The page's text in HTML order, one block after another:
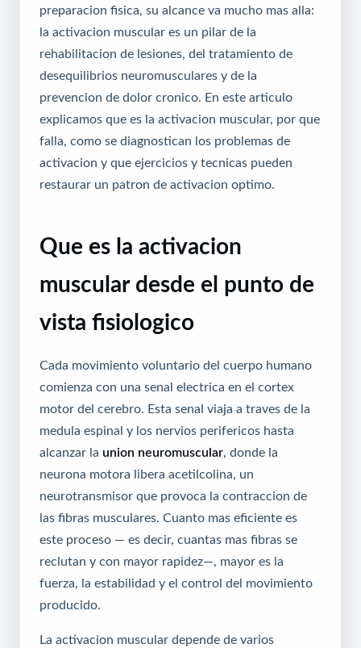
preparacion fisica, su alcance va mucho mas alla:
la activacion muscular es un pilar de la
rehabilitacion de lesiones, del tratamiento de
desequilibrios neuromusculares y de la
prevencion de dolor cronico. En este articulo
explicamos que es la activacion muscular, por que
falla, como se diagnostican los problemas de
activacion y que ejercicios y tecnicas pueden
restaurar un patron de activacion optimo.
Que es la activacion
muscular desde el punto de
vista fisiologico
Cada movimiento voluntario del cuerpo humano
comienza con una senal electrica en el cortex
motor del cerebro. Esta senal viaja a traves de la
medula espinal y los nervios perifericos hasta
alcanzar la union neuromuscular , donde la
neurona motora libera acetilcolina, un
neurotransmisor que provoca la contraccion de
las fibras musculares. Cuanto mas eficiente es
este proceso — es decir, cuantas mas fibras se
reclutan y con mayor rapidez—, mayor es la
fuerza, la estabilidad y el control del movimiento
producido.
La activacion muscular depende de varios